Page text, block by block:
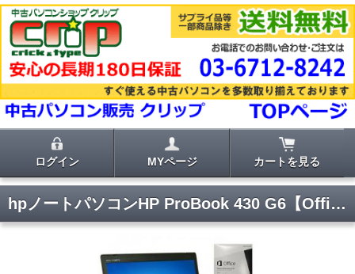
ログイン MYページ カートを見る
hpノートパソコンHP ProBook 430 G6【Office Home & Business 2019】